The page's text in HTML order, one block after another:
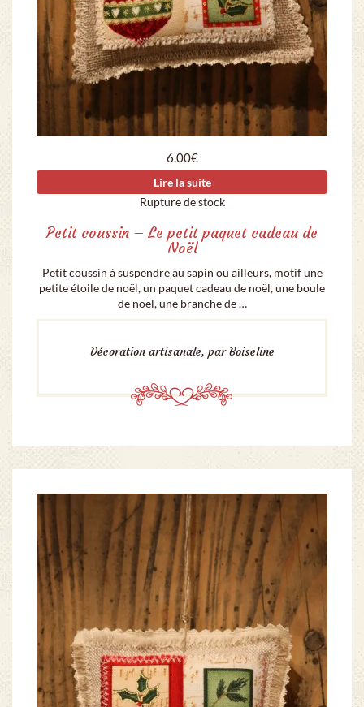
6.00€
Lire la suite
Rupture de stock
Petit coussin – Le petit paquet cadeau de
Noël
Petit coussin à suspendre au sapin ou ailleurs, motif une
petite étoile de noël, un paquet cadeau de noël, une boule
de noël, une branche de …
Décoration artisanale, par Boiseline